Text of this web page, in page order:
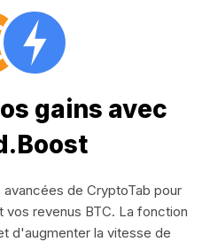
gains avec
de CryptoTab pour
vos revenus BTC. La fonction
d'augmenter la vitesse de